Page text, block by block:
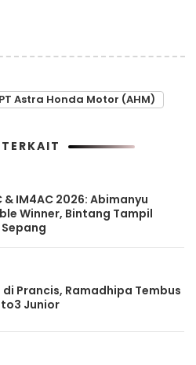
PT Astra Honda Motor (AHM)
& IM4AC 2026: Abimanyu
Winner, Bintang Tampil
di Prancis, Ramadhipa Tembus
Junior